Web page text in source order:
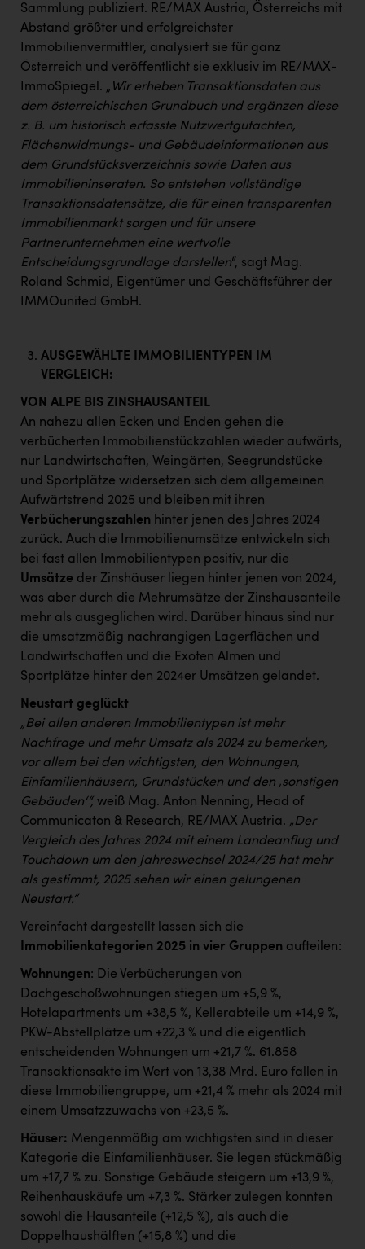
Sammlung publiziert. RE/MAX Austria, Österreichs mit
Abstand größter und erfolgreichster
Immobilienvermittler, analysiert sie für ganz
Österreich und veröffentlicht sie exklusiv im RE/MAX-
ImmoSpiegel. „ Wir erheben Transaktionsdaten aus
dem österreichischen Grundbuch und ergänzen diese
z. B. um historisch erfasste Nutzwertgutachten,
Flächenwidmungs- und Gebäudeinformationen aus
dem Grundstücksverzeichnis sowie Daten aus
Immobilieninseraten. So entstehen vollständige
Transaktionsdatensätze, die für einen transparenten
Immobilienmarkt sorgen und für unsere
Partnerunternehmen eine wertvolle
Entscheidungsgrundlage darstellen“, sagt Mag.
Roland Schmid, Eigentümer und Geschäftsführer der
IMMOunited GmbH.
AUSGEWÄHLTE IMMOBILIENTYPEN IM
VERGLEICH:
VON ALPE BIS ZINSHAUSANTEIL
An nahezu allen Ecken und Enden gehen die
verbücherten Immobilienstückzahlen wieder aufwärts,
nur Landwirtschaften, Weingärten, Seegrundstücke
und Sportplätze widersetzen sich dem allgemeinen
Aufwärtstrend 2025 und bleiben mit ihren
Verbücherungszahlen hinter jenen des Jahres 2024
zurück. Auch die Immobilienumsätze entwickeln sich
bei fast allen Immobilientypen positiv, nur die
Umsätze der Zinshäuser liegen hinter jenen von 2024,
was aber durch die Mehrumsätze der Zinshausanteile
mehr als ausgeglichen wird. Darüber hinaus sind nur
die umsatzmäßig nachrangigen Lagerflächen und
Landwirtschaften und die Exoten Almen und
Sportplätze hinter den 2024er Umsätzen gelandet.
Neustart geglückt
„Bei allen anderen Immobilientypen ist mehr
Nachfrage und mehr Umsatz als 2024 zu bemerken,
vor allem bei den wichtigsten, den Wohnungen,
Einfamilienhäusern, Grundstücken und den ‚sonstigen
Gebäuden‘“, weiß Mag. Anton Nenning, Head of
Communicaton & Research, RE/MAX Austria. „Der
Vergleich des Jahres 2024 mit einem Landeanflug und
Touchdown um den Jahreswechsel 2024/25 hat mehr
als gestimmt, 2025 sehen wir einen gelungenen
Neustart.“
Vereinfacht dargestellt lassen sich die
Immobilienkategorien 2025 in vier Gruppen aufteilen:
Wohnungen: Die Verbücherungen von
Dachgeschoßwohnungen stiegen um +5,9 %,
Hotelapartments um +38,5 %, Kellerabteile um +14,9 %,
PKW-Abstellplätze um +22,3 % und die eigentlich
entscheidenden Wohnungen um +21,7 %. 61.858
Transaktionsakte im Wert von 13,38 Mrd. Euro fallen in
diese Immobiliengruppe, um +21,4 % mehr als 2024 mit
einem Umsatzzuwachs von +23,5 %.
Häuser: Mengenmäßig am wichtigsten sind in dieser
Kategorie die Einfamilienhäuser. Sie legen stückmäßig
um +17,7 % zu. Sonstige Gebäude steigern um +13,9 %,
Reihenhauskäufe um +7,3 %. Stärker zulegen konnten
sowohl die Hausanteile (+12,5 %), als auch die
Doppelhaushälften (+15,8 %) und die